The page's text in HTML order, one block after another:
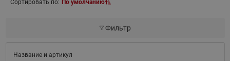
Сортировать по: По умолчанию
Фильтр